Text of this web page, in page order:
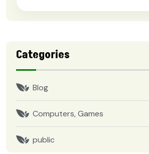
Categories
Blog
Computers, Games
public